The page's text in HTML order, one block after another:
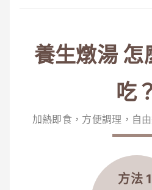
養生燉湯 怎
吃
加熱即食，方便調理，自
方法 1